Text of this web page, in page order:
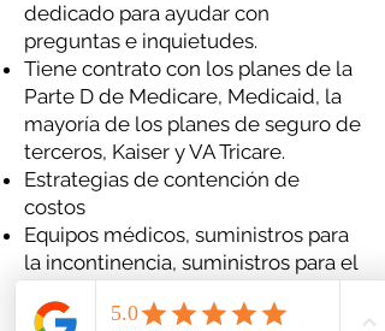
dedicado para ayudar con
preguntas e inquietudes.
Tiene contrato con los planes de la
Parte D de Medicare, Medicaid, la
mayoría de los planes de seguro de
terceros, Kaiser y VA Tricare.
Estrategias de contención de
costos
Equipos médicos, suministros para
la incontinencia, suministros para el
nutricionales (todos con entrega)